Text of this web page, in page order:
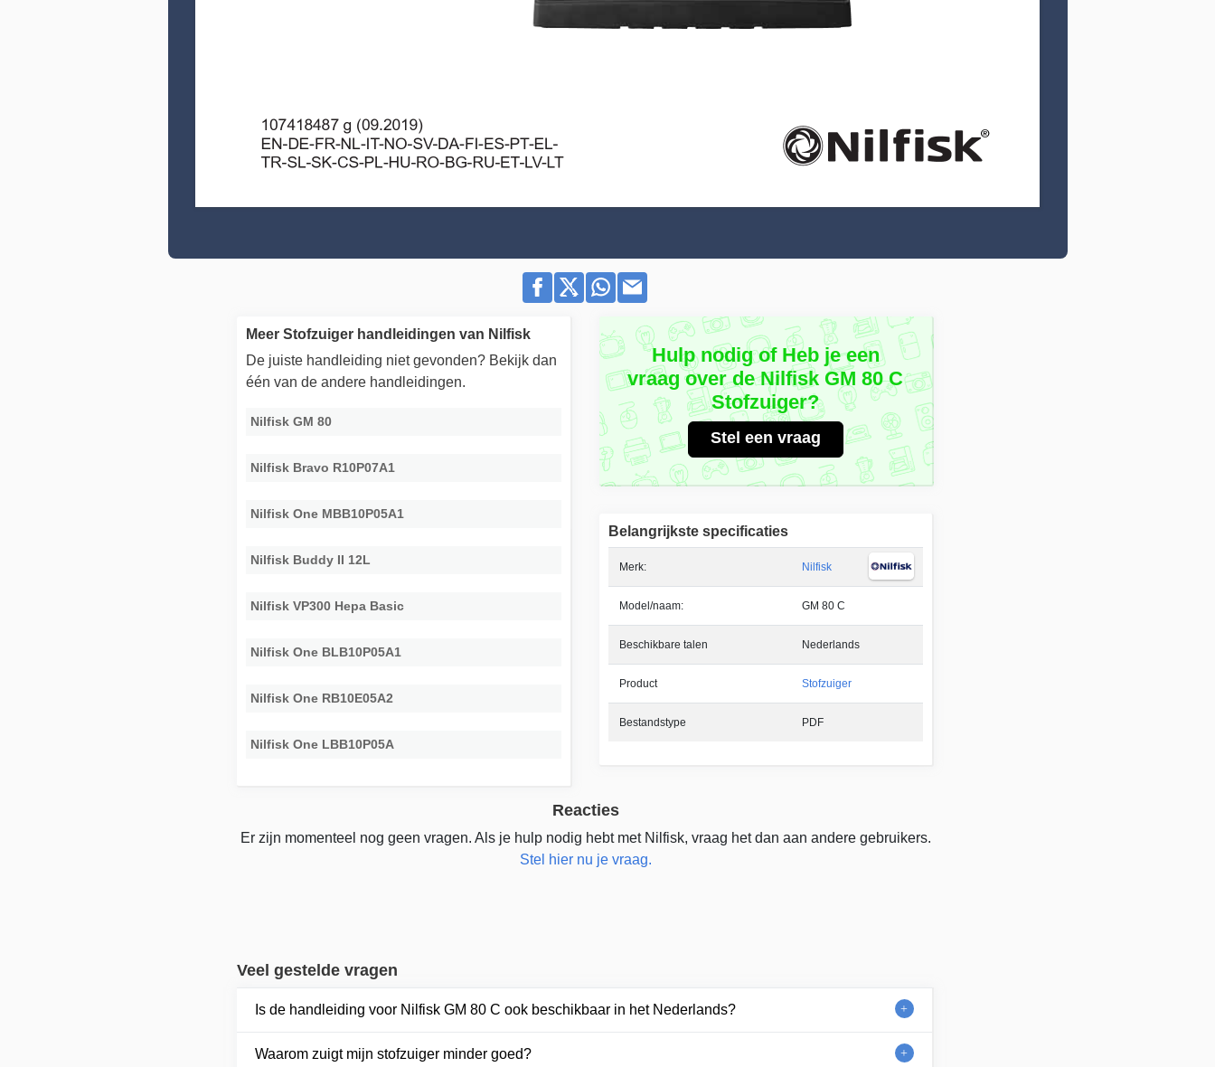
Hulp nodig of Heb je een
vraag over de Nilfisk GM 80 C
Stofzuiger?
Stel een vraag
Belangrijkste specificaties
Merk: Nilfisk
Model/naam: GM 80 C
Beschikbare talen Nederlands
Product Stofzuiger
Bestandstype PDF
Meer Stofzuiger handleidingen van Nilfisk
De juiste handleiding niet gevonden? Bekijk dan
één van de andere handleidingen.
Nilfisk GM 80
Nilfisk Bravo R10P07A1
Nilfisk One MBB10P05A1
Nilfisk Buddy II 12L
Nilfisk VP300 Hepa Basic
Nilfisk One BLB10P05A1
Nilfisk One RB10E05A2
Nilfisk One LBB10P05A
Reacties
Er zijn momenteel nog geen vragen. Als je hulp nodig hebt met Nilfisk, vraag het dan aan andere gebruikers.
Stel hier nu je vraag.
Veel gestelde vragen
Is de handleiding voor Nilfisk GM 80 C ook beschikbaar in het Nederlands?
Waarom zuigt mijn stofzuiger minder goed?